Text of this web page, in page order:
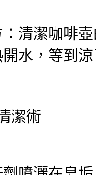
清潔咖啡
水，等到
潔術